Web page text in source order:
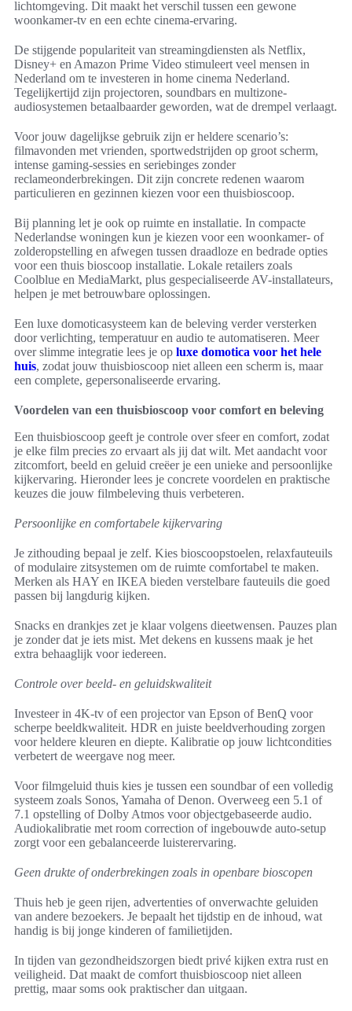
lichtomgeving. Dit maakt het verschil tussen een gewone
woonkamer-tv en een echte cinema-ervaring.
De stijgende populariteit van streamingdiensten als Netflix,
Disney+ en Amazon Prime Video stimuleert veel mensen in
Nederland om te investeren in home cinema Nederland.
Tegelijkertijd zijn projectoren, soundbars en multizone-
audiosystemen betaalbaarder geworden, wat de drempel verlaagt.
Voor jouw dagelijkse gebruik zijn er heldere scenario’s:
filmavonden met vrienden, sportwedstrijden op groot scherm,
intense gaming-sessies en seriebinges zonder
reclameonderbrekingen. Dit zijn concrete redenen waarom
particulieren en gezinnen kiezen voor een thuisbioscoop.
Bij planning let je ook op ruimte en installatie. In compacte
Nederlandse woningen kun je kiezen voor een woonkamer- of
zolderopstelling en afwegen tussen draadloze en bedrade opties
voor een thuis bioscoop installatie. Lokale retailers zoals
Coolblue en MediaMarkt, plus gespecialiseerde AV-installateurs,
helpen je met betrouwbare oplossingen.
Een luxe domoticasysteem kan de beleving verder versterken
door verlichting, temperatuur en audio te automatiseren. Meer
over slimme integratie lees je op luxe domotica voor het hele
huis, zodat jouw thuisbioscoop niet alleen een scherm is, maar
een complete, gepersonaliseerde ervaring.
Voordelen van een thuisbioscoop voor comfort en beleving
Een thuisbioscoop geeft je controle over sfeer en comfort, zodat
je elke film precies zo ervaart als jij dat wilt. Met aandacht voor
zitcomfort, beeld en geluid creëer je een unieke and persoonlijke
kijkervaring. Hieronder lees je concrete voordelen en praktische
keuzes die jouw filmbeleving thuis verbeteren.
Persoonlijke en comfortabele kijkervaring
Je zithouding bepaal je zelf. Kies bioscoopstoelen, relaxfauteuils
of modulaire zitsystemen om de ruimte comfortabel te maken.
Merken als HAY en IKEA bieden verstelbare fauteuils die goed
passen bij langdurig kijken.
Snacks en drankjes zet je klaar volgens dieetwensen. Pauzes plan
je zonder dat je iets mist. Met dekens en kussens maak je het
extra behaaglijk voor iedereen.
Controle over beeld- en geluidskwaliteit
Investeer in 4K-tv of een projector van Epson of BenQ voor
scherpe beeldkwaliteit. HDR en juiste beeldverhouding zorgen
voor heldere kleuren en diepte. Kalibratie op jouw lichtcondities
verbetert de weergave nog meer.
Voor filmgeluid thuis kies je tussen een soundbar of een volledig
systeem zoals Sonos, Yamaha of Denon. Overweeg een 5.1 of
7.1 opstelling of Dolby Atmos voor objectgebaseerde audio.
Audiokalibratie met room correction of ingebouwde auto-setup
zorgt voor een gebalanceerde luisterervaring.
Geen drukte of onderbrekingen zoals in openbare bioscopen
Thuis heb je geen rijen, advertenties of onverwachte geluiden
van andere bezoekers. Je bepaalt het tijdstip en de inhoud, wat
handig is bij jonge kinderen of familietijden.
In tijden van gezondheidszorgen biedt privé kijken extra rust en
veiligheid. Dat maakt de comfort thuisbioscoop niet alleen
prettig, maar soms ook praktischer dan uitgaan.